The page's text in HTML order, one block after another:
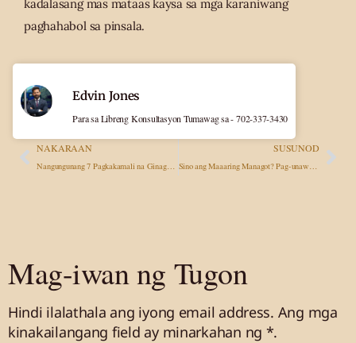
kadalasang mas mataas kaysa sa mga karaniwang
paghahabol sa pinsala.
NAKARAAN
Nangungunang 7 Pagkakamali na Ginagawa ng mga Biktima ng Pinsala Pagkatapos ng Aksidente (at Paano Iwasan ang mga Ito) | Gabay sa 2026
SUSUNOD
Sino ang Maaaring Managot? Pag-unawa sa Kapabayaan sa mga Kaso ng Personal na Pinsala
Edvin Jones
Para sa Libreng Konsultasyon Tumawag sa - 702-337-3430
Mag-iwan ng Tugon
Hindi ilalathala ang iyong email address. Ang mga
kinakailangang field ay minarkahan ng *.